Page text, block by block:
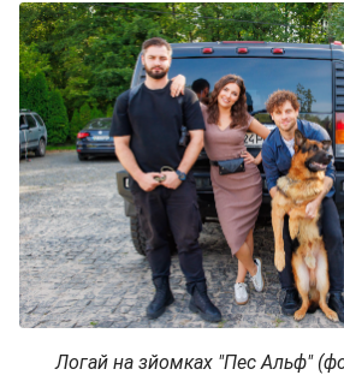
Логай на зйомках "Пес Альф"